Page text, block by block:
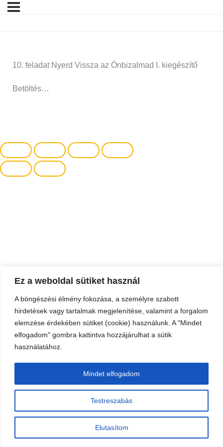
Ez a weboldal sütiket használ
A böngészési élmény fokozása, a személyre szabott
hirdetések vagy tartalmak megjelenítése, valamint a forgalom
elemzése érdekében sütiket (cookie) használunk. A "Mindet
elfogadom" gombra kattintva hozzájárulhat a sütik
használatához.
Testreszabás
Elutasítom
Mindet elfogadom
10. feladat Nyerd Vissza az Önbizalmad I. kiegészítő
Betöltés…